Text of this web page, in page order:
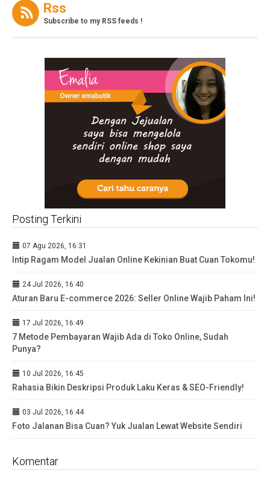
Rss
Subscribe to my RSS feeds !
Posting Terkini
07 Agu 2026, 16:31
Intip Ragam Model Jualan Online Kekinian Buat Cuan Tokomu!
24 Jul 2026, 16:40
Aturan Baru E-commerce 2026: Seller Online Wajib Paham Ini!
17 Jul 2026, 16:49
7 Metode Pembayaran Wajib Ada di Toko Online, Sudah
Punya?
10 Jul 2026, 16:45
Rahasia Bikin Deskripsi Produk Laku Keras & SEO-Friendly!
03 Jul 2026, 16:44
Foto Jalanan Bisa Cuan? Yuk Jualan Lewat Website Sendiri
Komentar